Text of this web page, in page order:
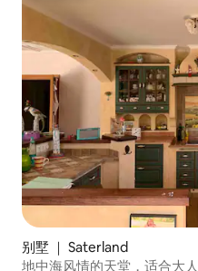
别墅 ｜ Saterland
地中海风情的天堂，适合大